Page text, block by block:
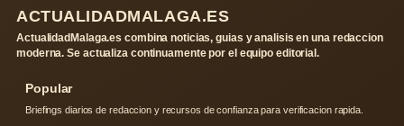
ACTUALIDADMALAGA.ES
ActualidadMalaga.es combina noticias, guias y analisis en una redaccion
moderna. Se actualiza continuamente por el equipo editorial.
Popular
Briefings diarios de redaccion y recursos de confianza para verificacion rapida.